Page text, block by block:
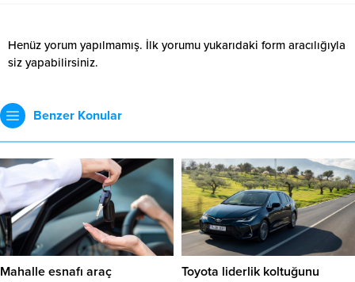
Henüz yorum yapılmamış. İlk yorumu yukarıdaki form aracılığıyla
siz yapabilirsiniz.
Benzer Konular
Mahalle esnafı araç
Toyota liderlik koltuğunu